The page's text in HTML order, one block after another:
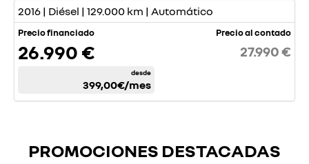
2016 | Diésel | 129.000 km | Automático
Precio financiado
26.990 €
desde
399,00€/mes
Precio al contado
27.990 €
PROMOCIONES DESTACADAS